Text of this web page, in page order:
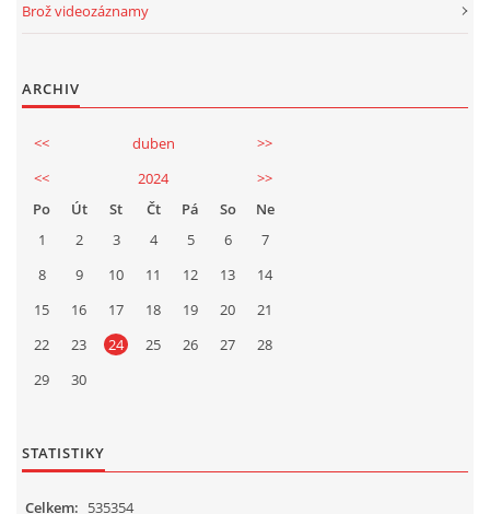
Budeme se na vás těšit,
Brož videozáznamy
ARCHIV
<< duben
>>
<<
2024
>>
Po
Út St Čt Pá So
Ne
1
2 3 4 5 6
7
8
9 10 11 12 13
14
15
16 17 18 19 20
21
22
23 24 25 26 27
28
29
30
STATISTIKY
Celkem: 535354